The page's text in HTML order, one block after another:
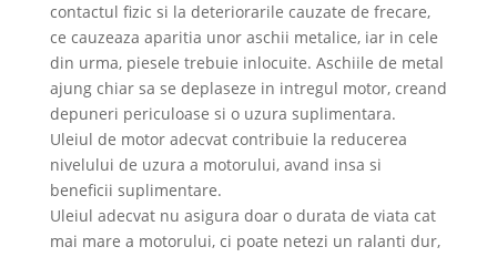
contactul fizic si la deteriorarile cauzate de frecare,
ce cauzeaza aparitia unor aschii metalice, iar in cele
din urma, piesele trebuie inlocuite. Aschiile de metal
ajung chiar sa se deplaseze in intregul motor, creand
depuneri periculoase si o uzura suplimentara.
Uleiul de motor adecvat contribuie la reducerea
nivelului de uzura a motorului, avand insa si
beneficii suplimentare.
Uleiul adecvat nu asigura doar o durata de viata cat
mai mare a motorului, ci poate netezi un ralanti dur,